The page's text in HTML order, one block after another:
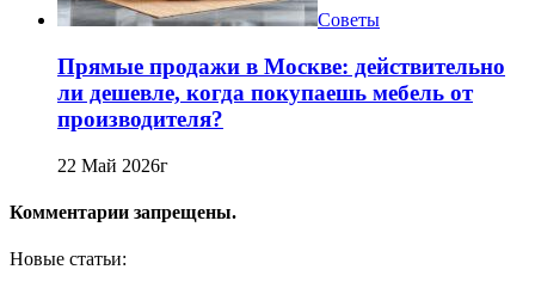
Советы
Прямые продажи в Москве: действительно
ли дешевле, когда покупаешь мебель от
производителя?
22 Май 2026г
Комментарии запрещены.
Новые статьи: